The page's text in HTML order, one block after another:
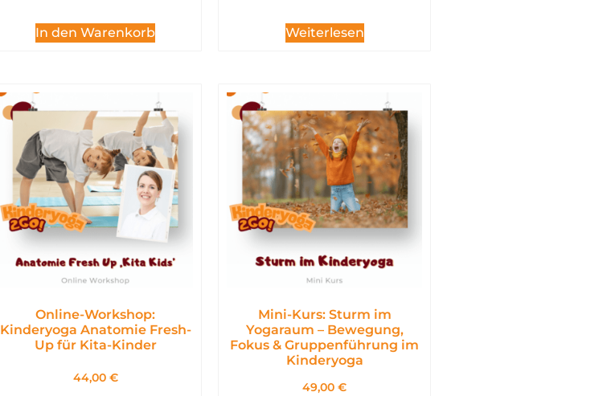
In den Warenkorb Weiterlesen
Online-Workshop:
Kinderyoga Anatomie Fresh-
Up für Kita-Kinder
44,00 €
Mini-Kurs: Sturm im
Yogaraum – Bewegung,
Fokus & Gruppenführung im
Kinderyoga
49,00 €